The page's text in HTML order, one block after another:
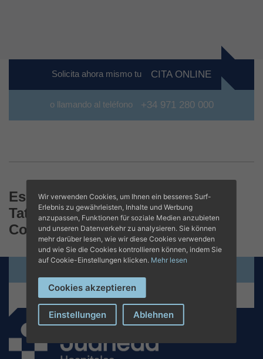
Solicita ahora mismo tu CITA ONLINE
o llamando al teléfono +34 971 280 000
Especialidades y Formación de
Tatiana Ferragonio
Contacto y citas
+34 971 280 000
Wir verwenden Cookies, um Ihnen ein besseres Surf-
Erlebnis zu gewährleisten, Inhalte und Werbung
anzupassen, Funktionen für soziale Medien anzubieten
und unseren Datenverkehr zu analysieren. Sie können
mehr darüber lesen, wie wir diese Cookies verwenden
und wie Sie die Cookies kontrollieren können, indem Sie
auf Cookie-Einstellungen klicken. Mehr lesen
Cookies akzeptieren
Einstellungen Ablehnen